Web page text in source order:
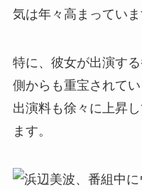
気は年々高まっていま
特に、彼女が出演す
側からも重宝されて
出演料も徐々に上昇
ます。